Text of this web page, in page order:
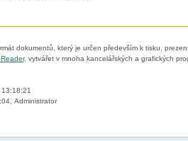
dokumentů, který je určen především k tisku,
, vytvářet v mnoha kancelářských a grafických
Administrator